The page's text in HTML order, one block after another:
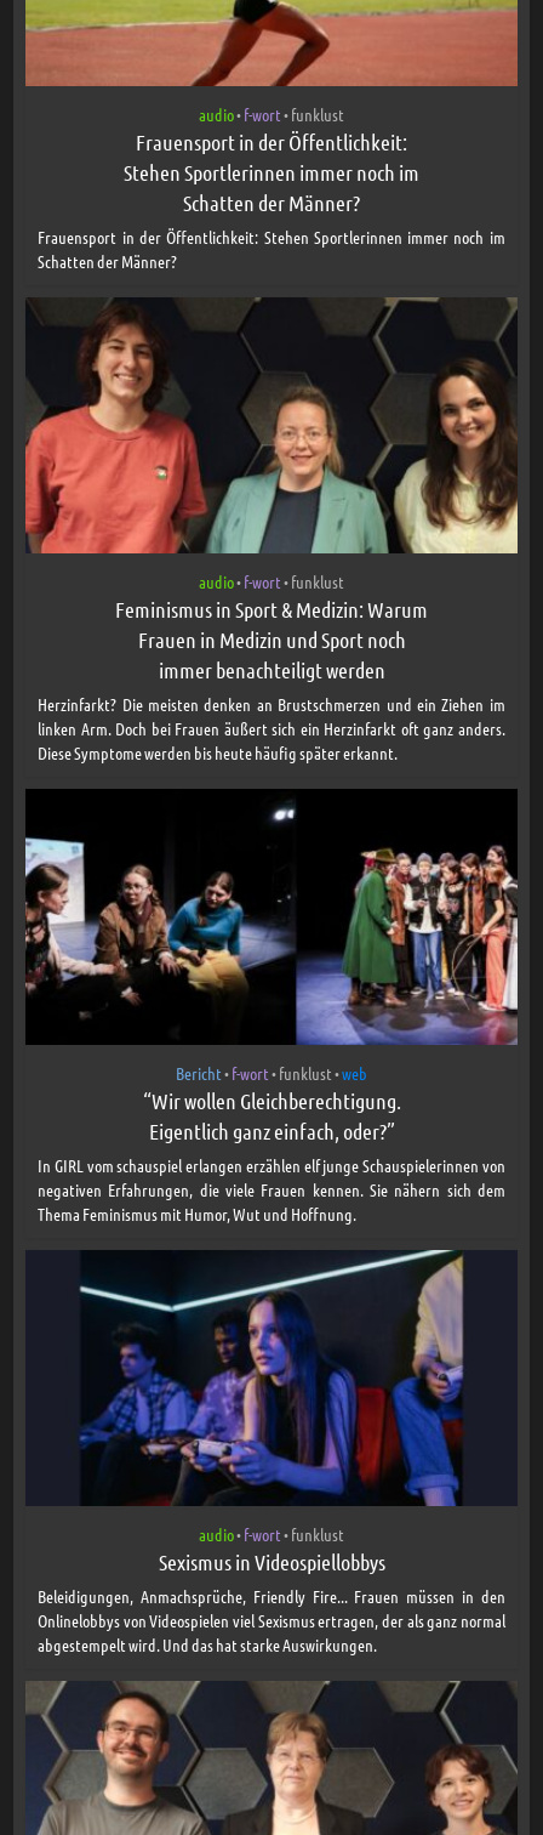
audio•f-wort•funklust
Frauensport in der Öffentlichkeit:
Stehen Sportlerinnen immer noch im
Schatten der Männer?
Frauensport in der Öffentlichkeit: Stehen Sportlerinnen immer noch im
Schatten der Männer?
audio•f-wort•funklust
Feminismus in Sport & Medizin: Warum
Frauen in Medizin und Sport noch
immer benachteiligt werden
Herzinfarkt? Die meisten denken an Brustschmerzen und ein Ziehen im
linken Arm. Doch bei Frauen äußert sich ein Herzinfarkt oft ganz anders.
Diese Symptome werden bis heute häufig später erkannt.
Bericht•f-wort•funklust•web
“Wir wollen Gleichberechtigung.
Eigentlich ganz einfach, oder?”
In GIRL vom schauspiel erlangen erzählen elf junge Schauspielerinnen von
negativen Erfahrungen, die viele Frauen kennen. Sie nähern sich dem
Thema Feminismus mit Humor, Wut und Hoffnung.
audio•f-wort•funklust
Sexismus in Videospiellobbys
Beleidigungen, Anmachsprüche, Friendly Fire... Frauen müssen in den
Onlinelobbys von Videospielen viel Sexismus ertragen, der als ganz normal
abgestempelt wird. Und das hat starke Auswirkungen.